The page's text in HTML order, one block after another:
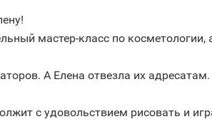
мастер-класс по
А Елена отвезла их адресатам.
с удовольствием рисовать и